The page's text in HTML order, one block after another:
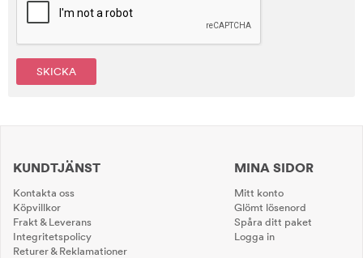
SKICKA
KUNDTJÄNST
Kontakta oss
Köpvillkor
Frakt & Leverans
Integritetspolicy
Returer & Reklamationer
MINA SIDOR
Mitt konto
Glömt lösenord
Spåra ditt paket
Logga in